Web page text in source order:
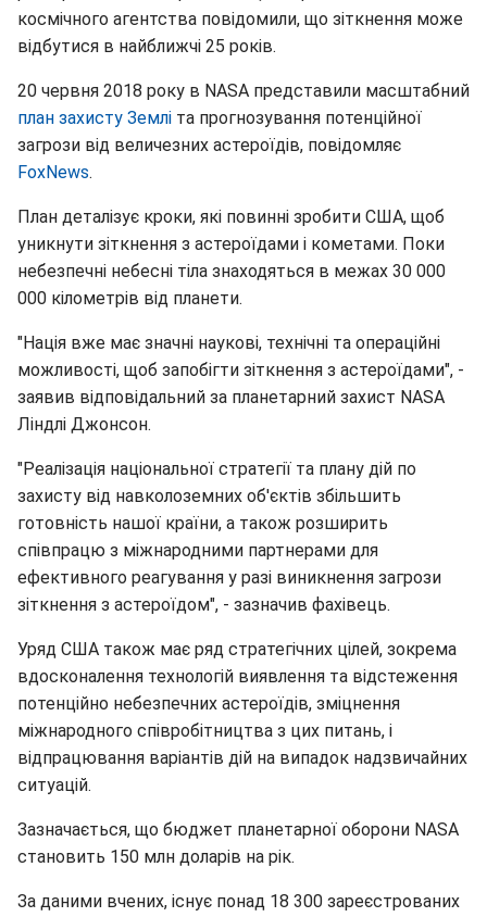
космічного агентства повідомили, що зіткнення може
відбутися в найближчі 25 років.
20 червня 2018 року в NASA представили масштабний
план захисту Землі та прогнозування потенційної
загрози від величезних астероїдів, повідомляє
FoxNews.
План деталізує кроки, які повинні зробити США, щоб
уникнути зіткнення з астероїдами і кометами. Поки
небезпечні небесні тіла знаходяться в межах 30 000
000 кілометрів від планети.
"Нація вже має значні наукові, технічні та операційні
можливості, щоб запобігти зіткнення з астероїдами", -
заявив відповідальний за планетарний захист NASA
Ліндлі Джонсон.
"Реалізація національної стратегії та плану дій по
захисту від навколоземних об'єктів збільшить
готовність нашої країни, а також розширить
співпрацю з міжнародними партнерами для
ефективного реагування у разі виникнення загрози
зіткнення з астероїдом", - зазначив фахівець.
Уряд США також має ряд стратегічних цілей, зокрема
вдосконалення технологій виявлення та відстеження
потенційно небезпечних астероїдів, зміцнення
міжнародного співробітництва з цих питань, і
відпрацювання варіантів дій на випадок надзвичайних
ситуацій.
Зазначається, що бюджет планетарної оборони NASA
становить 150 млн доларів на рік.
За даними вчених, існує понад 18 300 зареєстрованих